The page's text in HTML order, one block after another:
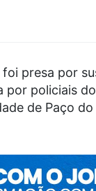
presa por
policiais
de Paço do